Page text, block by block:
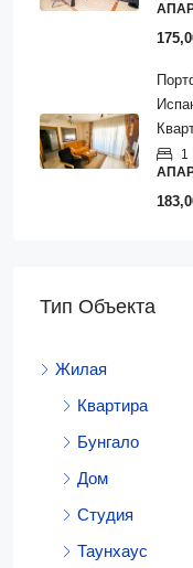
1
Тип Объекта
Жилая
Квартира
Бунгало
Дом
Студия
Таунхаус